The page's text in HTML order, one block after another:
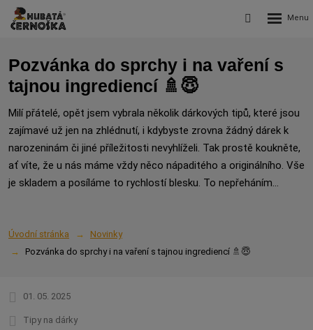
Vyhledávání
Rozbalení
Pozvánka do sprchy i na vaření s
tajnou ingrediencí 🚿😇
Milí přátelé, opět jsem vybrala několik dárkových tipů, které jsou
zajímavé už jen na zhlédnutí, i kdybyste zrovna žádný dárek k
narozeninám či jiné příležitosti nevyhlíželi. Tak prostě koukněte,
ať víte, že u nás máme vždy něco nápaditého a originálního. Vše
je skladem a posíláme to rychlostí blesku. To nepřeháním...
Úvodní stránka
Novinky
Pozvánka do sprchy i na vaření s tajnou ingrediencí 🚿😇
01. 05. 2025
Tipy na dárky